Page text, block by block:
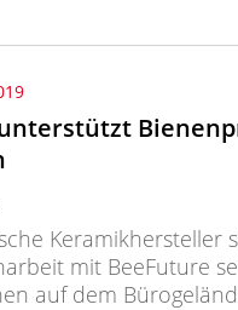
Keramikhersteller
mit BeeFuture
auf dem